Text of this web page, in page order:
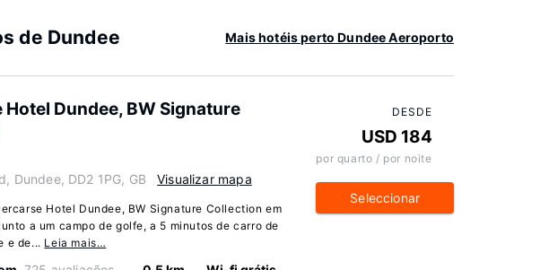
de Dundee Mais hotéis perto Dundee Aeroporto
Dundee, BW Signature
Dundee, DD2 1PG, GB Visualizar mapa
Hotel Dundee, BW Signature Collection em
a um campo de golfe, a 5 minutos de carro de
e de... Leia mais…
DESDE
USD 184
por quarto / por noite
Seleccionar